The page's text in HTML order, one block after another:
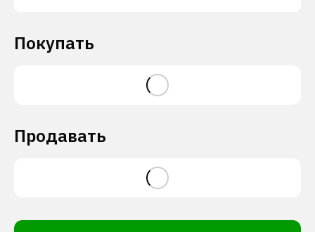
Покупать
Продавать